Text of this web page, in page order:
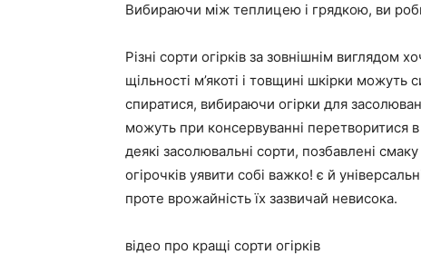
Вибираючи між теплицею і грядкою, ви
Різні сорти огірків за зовнішнім виглядом
щільності м’якоті і товщині шкірки можуть
спиратися, вибираючи огірки для
можуть при консервуванні перетворитися
деякі засолювальні сорти, позбавлені
огірочків уявити собі важко! є й
проте врожайність їх зазвичай невисока.
відео про кращі сорти огірків